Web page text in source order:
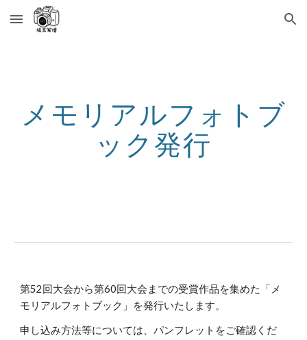
Skip to main content Skip to navigation
メモリアルフォトブ
ック発行
第52回大会から第60回大会までの受賞作品を集めた「メ
モリアルフォトブック」を発行いたします。
申し込み方法等については、パンフレットをご確認くだ